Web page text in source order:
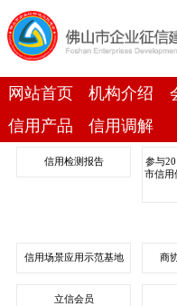
网站首页 机构介绍
信用产品
信用调解
信用检测报告
参与
市信用
信用场景应用示范基地 商
立信会员